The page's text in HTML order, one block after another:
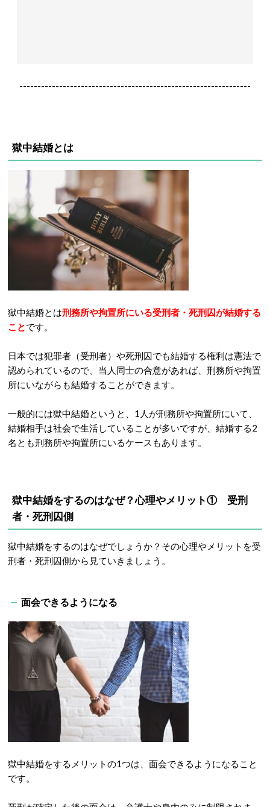
----------------------------------------------------------------
獄中結婚とは
獄中結婚とは刑務所や拘置所にいる受刑者・死刑囚が結婚する
ことです。
日本では犯罪者（受刑者）や死刑囚でも結婚する権利は憲法で
認められているので、当人同士の合意があれば、刑務所や拘置
所にいながらも結婚することができます。
一般的には獄中結婚というと、1人が刑務所や拘置所にいて、
結婚相手は社会で生活していることが多いですが、結婚する2
名とも刑務所や拘置所にいるケースもあります。
獄中結婚をするのはなぜ？心理やメリット① 受刑
者・死刑囚側
獄中結婚をするのはなぜでしょうか？その心理やメリットを受
刑者・死刑囚側から見ていきましょう。
面会できるようになる
獄中結婚をするメリットの1つは、面会できるようになること
です。